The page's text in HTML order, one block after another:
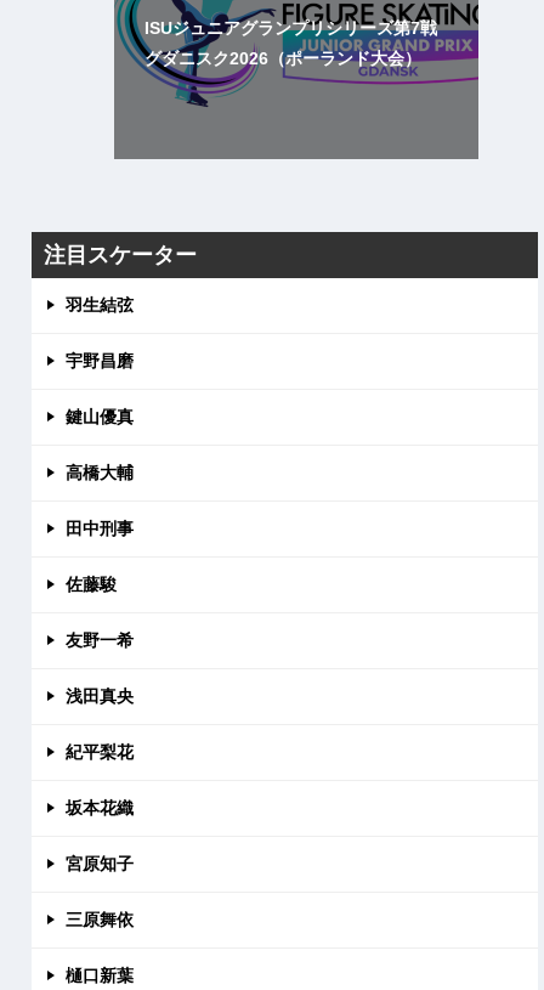
ISUジュニアグランプリシリーズ第7戦
グダニスク2026（ポーランド大会）
注目スケーター
羽生結弦
宇野昌磨
鍵山優真
高橋大輔
田中刑事
佐藤駿
友野一希
浅田真央
紀平梨花
坂本花織
宮原知子
三原舞依
樋口新葉